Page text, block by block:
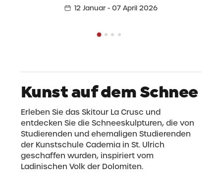
12 Januar - 07 April 2026
Kunst auf dem Schnee
Erleben Sie das Skitour La Crusc und
entdecken Sie die Schneeskulpturen, die von
Studierenden und ehemaligen Studierenden
der Kunstschule Cademia in St. Ulrich
geschaffen wurden, inspiriert vom
Ladinischen Volk der Dolomiten.